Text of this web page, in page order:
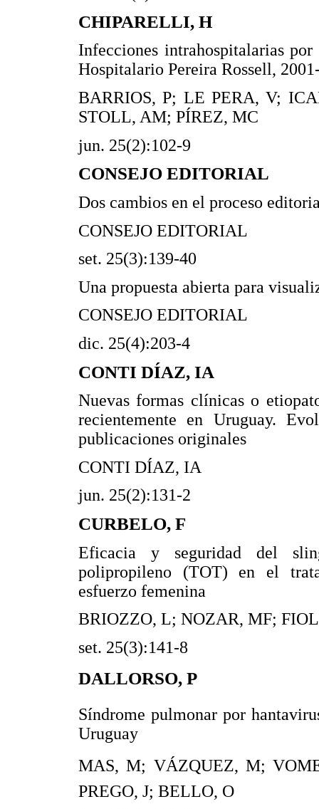
CHIPARELLI, H
Infecciones intrahospitalarias
Hospitalario Pereira Rossell,
BARRIOS, P; LE PERA, V;
STOLL, AM; PÍREZ, MC
jun. 25(2):102-9
CONSEJO EDITORIAL
Dos cambios en el proceso
CONSEJO EDITORIAL
set. 25(3):139-40
Una propuesta abierta para
CONSEJO EDITORIAL
dic. 25(4):203-4
CONTI DÍAZ, IA
Nuevas formas clínicas o
recientemente en Uruguay.
publicaciones originales
CONTI DÍAZ, IA
jun. 25(2):131-2
CURBELO, F
Eficacia y seguridad del
polipropileno (TOT) en el
esfuerzo femenina
BRIOZZO, L; NOZAR, MF;
set. 25(3):141-8
DALLORSO, P
Síndrome pulmonar por
Uruguay
MAS, M; VÁZQUEZ, M;
PREGO, J; BELLO, O